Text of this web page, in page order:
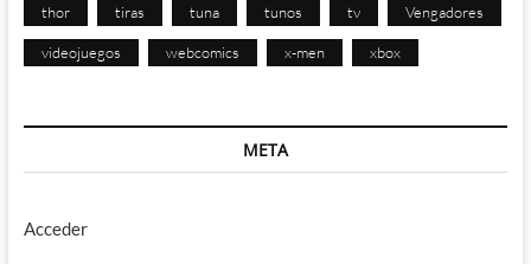
thor tiras tuna tunos tv Vengadores
videojuegos webcomics x-men xbox
META
Acceder